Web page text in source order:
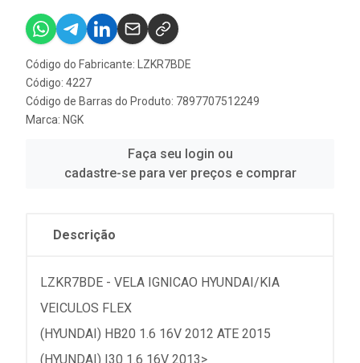
Código do Fabricante: LZKR7BDE
Código: 4227
Código de Barras do Produto: 7897707512249
Marca: NGK
Faça seu login ou
cadastre-se para ver preços e comprar
Descrição
LZKR7BDE - VELA IGNICAO HYUNDAI/KIA
VEICULOS FLEX
(HYUNDAI) HB20 1.6 16V 2012 ATE 2015
(HYUNDAI) I30 1.6 16V 2013>